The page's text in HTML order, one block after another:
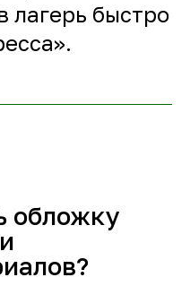
лагерь быстро
обложку